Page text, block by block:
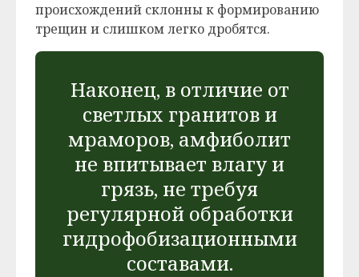
происхождений склонны к формированию
трещин и слишком легко дробятся.
Наконец, в отличие от
светлых гранитов и
мраморов, амфиболит
не впитывает влагу и
грязь, не требуя
регулярной обработки
гидрофобизационными
составами.